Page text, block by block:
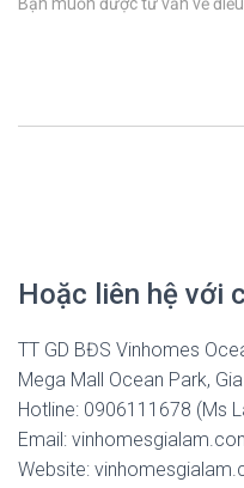
Hoặc liên hệ với
TT GD BĐS Vinhomes
Mega Mall Ocean Park,
Hotline: 0906111678 (Ms
Email:
Website: